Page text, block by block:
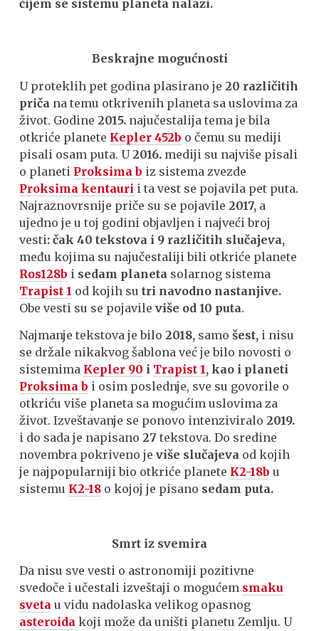
čijem se sistemu planeta nalazi.
Beskrajne mogućnosti
U proteklih pet godina plasirano je20 različitih
priča na temu otkrivenih planeta sa uslovima za
život. Godine2015. najučestalija tema je bila
otkriće planete Kepler 452b o čemu su mediji
pisali osam puta. U2016. mediji su najviše pisali
o planeti Proksima b iz sistema zvezde
Proksima kentauri i ta vest se pojavila pet puta.
Najraznovrsnije priče su se pojavile2017, a
ujedno je u toj godini objavljen i najveći broj
vesti: čak 40 tekstova i 9 različitih slučajeva,
među kojima su najučestaliji bili otkriće planete
Ros128b i sedam planeta solarnog sistema
Trapist 1 od kojih sutri navodno nastanjive.
Obe vesti su se pojavileviše od 10 puta.
Najmanje tekstova je bilo2018, samošest, i nisu
se držale nikakvog šablona već je bilo novosti o
sistemima Kepler 90 i Trapist 1, kao i planeti
Proksima b i osim poslednje, sve su govorile o
otkriću više planeta sa mogućim uslovima za
život. Izveštavanje se ponovo intenziviralo2019.
i do sada je napisano27 tekstova. Do sredine
novembra pokriveno jeviše slučajeva od kojih
je najpopularniji bio otkriće planete K2-18b u
sistemu K2-18 o kojoj je pisano sedam puta.
Smrt iz svemira
Da nisu sve vesti o astronomiji pozitivne
svedoče i učestali izveštaji o mogućem smaku
sveta u vidu nadolaska velikog opasnog
asteroida koji može da uništi planetu Zemlju. U